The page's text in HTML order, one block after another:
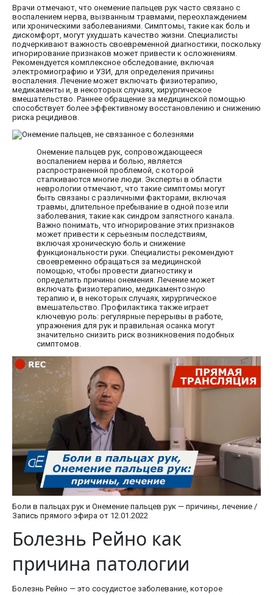
Врачи отмечают, что онемение пальцев рук часто связано с
воспалением нерва, вызванным травмами, переохлаждением
или хроническими заболеваниями. Симптомы, такие как боль и
дискомфорт, могут ухудшать качество жизни. Специалисты
подчеркивают важность своевременной диагностики, поскольку
игнорирование признаков может привести к осложнениям.
Рекомендуется комплексное обследование, включая
электромиографию и УЗИ, для определения причины
воспаления. Лечение может включать физиотерапию,
медикаменты и, в некоторых случаях, хирургическое
вмешательство. Раннее обращение за медицинской помощью
способствует более эффективному восстановлению и снижению
риска рецидивов.
Онемение пальцев рук, сопровождающееся
воспалением нерва и болью, является
распространенной проблемой, с которой
сталкиваются многие люди. Эксперты в области
неврологии отмечают, что такие симптомы могут
быть связаны с различными факторами, включая
травмы, длительное пребывание в одной позе или
заболевания, такие как синдром запястного канала.
Важно понимать, что игнорирование этих признаков
может привести к серьезным последствиям,
включая хроническую боль и снижение
функциональности руки. Специалисты рекомендуют
своевременно обращаться за медицинской
помощью, чтобы провести диагностику и
определить причины онемения. Лечение может
включать физиотерапию, медикаментозную
терапию и, в некоторых случаях, хирургическое
вмешательство. Профилактика также играет
ключевую роль: регулярные перерывы в работе,
упражнения для рук и правильная осанка могут
значительно снизить риск возникновения подобных
симптомов.
Боли в пальцах рук и Онемение пальцев рук — причины, лечение /
Запись прямого эфира от 12.01.2022
Болезнь Рейно как
причина патологии
Болезнь Рейно — это сосудистое заболевание, которое